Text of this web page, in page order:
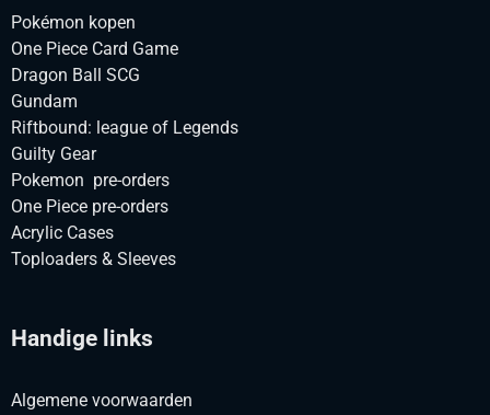
Pokémon kopen
One Piece Card Game
Dragon Ball SCG
Gundam
Riftbound: league of Legends
Guilty Gear
Pokemon pre-orders
One Piece pre-orders
Acrylic Cases
Toploaders & Sleeves
Handige links
Algemene voorwaarden